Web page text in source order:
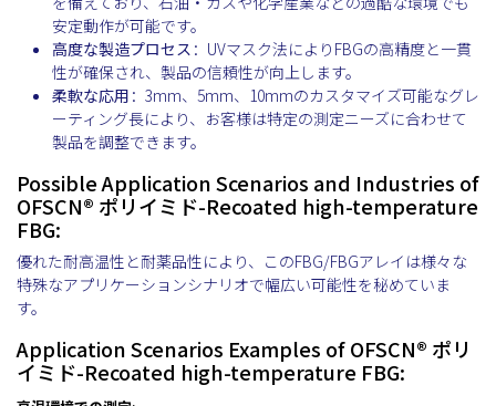
安定動作が可能です。
高度な製造プロセス ：UVマスク法によりFBGの高精度と一貫
性が確保され、製品の信頼性が向上します。
柔軟な応用 ：3mm、5mm、10mmのカスタマイズ可能なグレ
ーティング長により、お客様は特定の測定ニーズに合わせて
製品を調整できます。
Possible Application Scenarios and Industries of
OFSCN® ポリイミド-Recoated high-temperature
FBG:
優れた耐高温性と耐薬品性により、このFBG/FBGアレイは様々な
特殊なアプリケーションシナリオで幅広い可能性を秘めていま
す。
Application Scenarios Examples of OFSCN® ポリ
イミド-Recoated high-temperature FBG: